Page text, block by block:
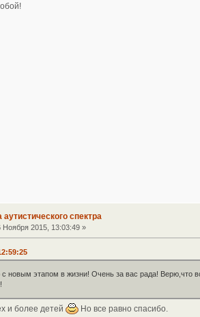
спектра
Ноября 2015, 13:03:49 »
новым этапом в жизни! Очень за вас рада! Верю,что
и более детей Но все равно спасибо.